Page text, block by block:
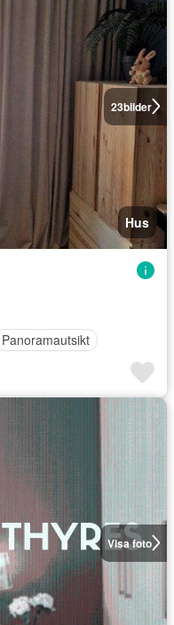
23bilder
Hus
Panoramautsikt
Visa foto